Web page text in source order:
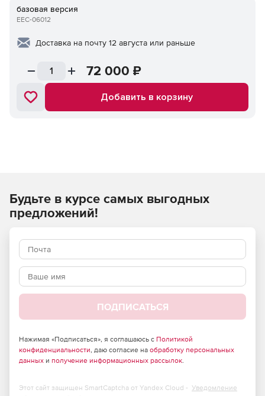
базовая версия
EEC-06012
Доставка на почту 12 августа или раньше
72 000 ₽
Добавить в корзину
Будьте в курсе самых выгодных
предложений!
ПОДПИСАТЬСЯ
Нажимая «Подписаться», я соглашаюсь с Политикой
конфиденциальности, даю согласие на обработку персональных
данных и получение информационных рассылок.
Этот сайт защищен SmartCaptcha от Yandex Cloud - Уведомление